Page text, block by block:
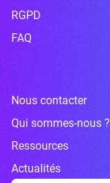
RGPD
FAQ
Nous contacter
Qui sommes-nous ?
Ressources
Actualités